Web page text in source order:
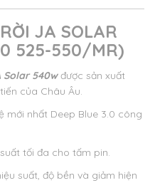
JA SOLAR
525-550/MR)
Solar 540wđược sản xuất
của Châu Âu.
mới nhất Deep Blue 3.0 công
tối đa cho tấm pin.
suất, độ bền và giảm hiện